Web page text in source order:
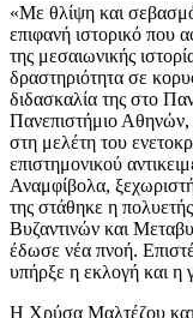
«Με θλίψη και
επιφανή ιστορικό που
της μεσαιωνικής
δραστηριότητα σε
διδασκαλία της στο
Πανεπιστήμιο
στη μελέτη του
επιστημονικού
Αναμφίβολα,
της στάθηκε η
Βυζαντινών και
έδωσε νέα πνοή.
υπήρξε η εκλογή και η
Η Χρύσα Μαλτέζου